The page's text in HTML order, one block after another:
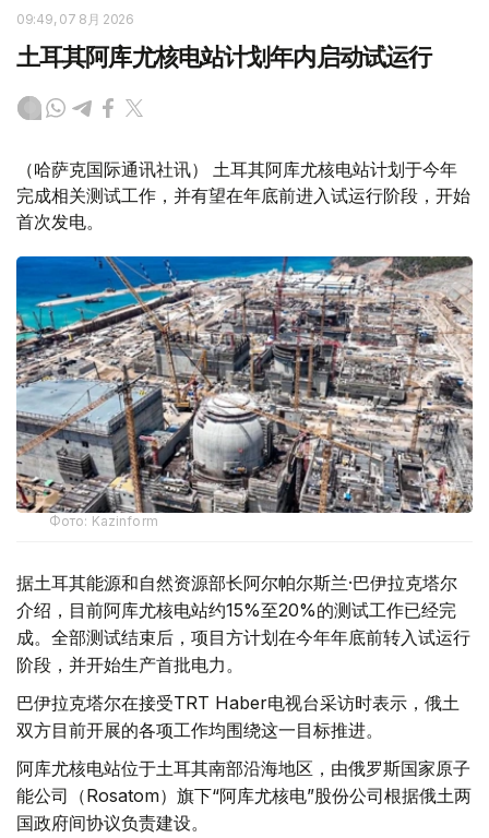
09:49, 07 8月 2026
土耳其阿库尤核电站计划年内启动试运行
（哈萨克国际通讯社讯） 土耳其阿库尤核电站计划于今年
完成相关测试工作，并有望在年底前进入试运行阶段，开始
首次发电。
Фото: Kazinform
据土耳其能源和自然资源部长阿尔帕尔斯兰·巴伊拉克塔尔
介绍，目前阿库尤核电站约15%至20%的测试工作已经完
成。全部测试结束后，项目方计划在今年年底前转入试运行
阶段，并开始生产首批电力。
巴伊拉克塔尔在接受TRT Haber电视台采访时表示，俄土
双方目前开展的各项工作均围绕这一目标推进。
阿库尤核电站位于土耳其南部沿海地区，由俄罗斯国家原子
能公司（Rosatom）旗下“阿库尤核电”股份公司根据俄土两
国政府间协议负责建设。